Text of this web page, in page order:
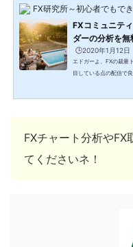
FX研究所～初心者でもで
FXコミュニテ
ダーの分析を無
🕒️2020年1月12日
エドガーよ、FXの裁量
目している点の配信で
ダーが知っておきたい
量トレーダーがどんな
FXチャート分析やFX
てくださいネ！